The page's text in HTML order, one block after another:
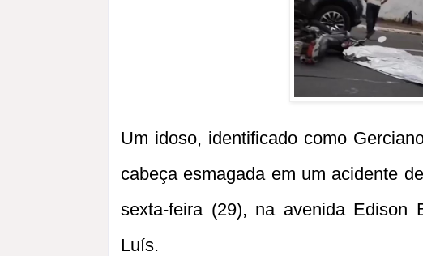
Um idoso, identificado como
cabeça esmagada em um acidente
sexta-feira (29), na avenida Edison
Luís.